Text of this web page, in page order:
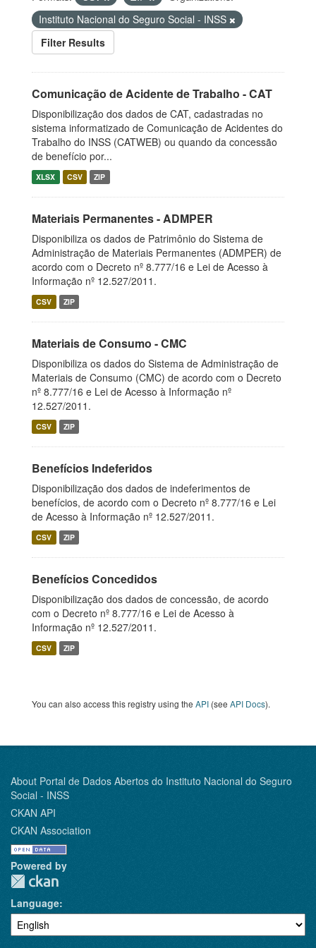
Instituto Nacional do Seguro Social - INSS
Filter Results
Comunicação de Acidente de Trabalho - CAT
Disponibilização dos dados de CAT, cadastradas no
sistema informatizado de Comunicação de Acidentes do
Trabalho do INSS (CATWEB) ou quando da concessão
de benefício por...
XLSX CSV ZIP
Materiais Permanentes - ADMPER
Disponibiliza os dados de Patrimônio do Sistema de
Administração de Materiais Permanentes (ADMPER) de
acordo com o Decreto nº 8.777/16 e Lei de Acesso à
Informação nº 12.527/2011.
CSV ZIP
Materiais de Consumo - CMC
Disponibiliza os dados do Sistema de Administração de
Materiais de Consumo (CMC) de acordo com o Decreto
nº 8.777/16 e Lei de Acesso à Informação nº
12.527/2011.
CSV ZIP
Benefícios Indeferidos
Disponibilização dos dados de indeferimentos de
benefícios, de acordo com o Decreto nº 8.777/16 e Lei
de Acesso à Informação nº 12.527/2011.
CSV ZIP
Benefícios Concedidos
Disponibilização dos dados de concessão, de acordo
com o Decreto nº 8.777/16 e Lei de Acesso à
Informação nº 12.527/2011.
CSV ZIP
You can also access this registry using the API (see API Docs).
About Portal de Dados Abertos do Instituto Nacional do Seguro
Social - INSS
CKAN API
CKAN Association
Powered by
Language